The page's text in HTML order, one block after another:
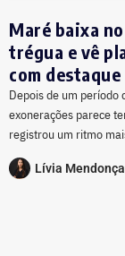
Maré baixa
trégua e vê
com
Depois de um período
exonerações parece
registrou um ritmo
Lívia Mendonça